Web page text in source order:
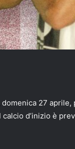
27
calcio d’inizio è